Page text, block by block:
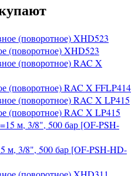
(поворотное) XHD523
(поворотное) RAC X FFLP414
(поворотное) RAC X LP415
м, 3/8", 500 бар [OF-PSH-HD-